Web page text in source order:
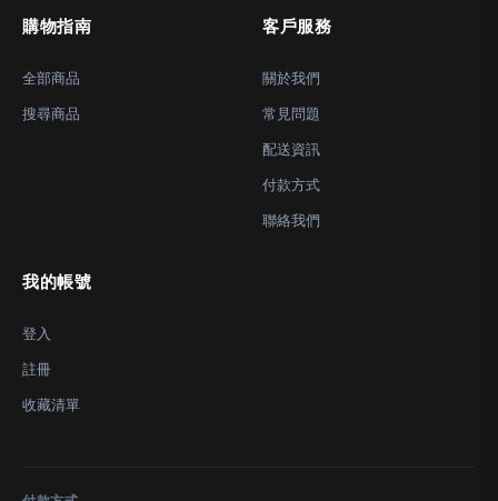
購物指南
全部商品
搜尋商品
客戶服務
關於我們
常見問題
配送資訊
付款方式
聯絡我們
我的帳號
登入
註冊
收藏清單